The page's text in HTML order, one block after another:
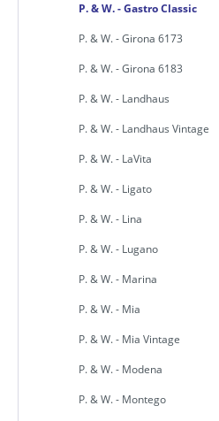
P. & W. - Gastro Classic
P. & W. - Girona 6173
P. & W. - Girona 6183
P. & W. - Landhaus
P. & W. - Landhaus Vintage
P. & W. - LaVita
P. & W. - Ligato
P. & W. - Lina
P. & W. - Lugano
P. & W. - Marina
P. & W. - Mia
P. & W. - Mia Vintage
P. & W. - Modena
P. & W. - Montego